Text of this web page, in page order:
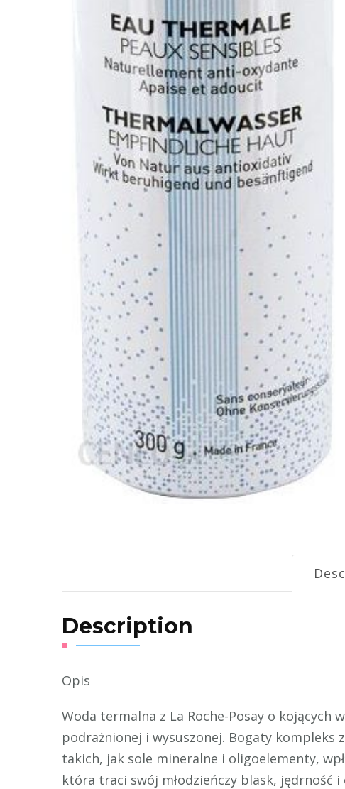
Description
Opis
Woda termalna z La Roche-Posay o kojących
podrażnionej i wysuszonej. Bogaty kompleks
takich, jak sole mineralne i oligoelementy,
która traci swój młodzieńczy blask, jędrność